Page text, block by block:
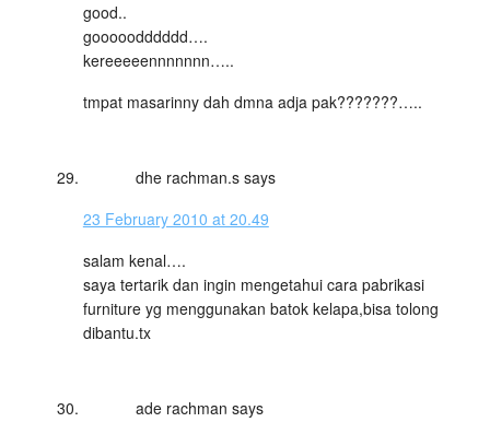
good..
gooooodddddd….
kereeeeennnnnnn…..
tmpat masarinny dah dmna adja pak???????…..
dhe rachman.s says
23 February 2010 at 20.49
salam kenal….
saya tertarik dan ingin mengetahui cara pabrikasi
furniture yg menggunakan batok kelapa,bisa tolong
dibantu.tx
ade rachman says